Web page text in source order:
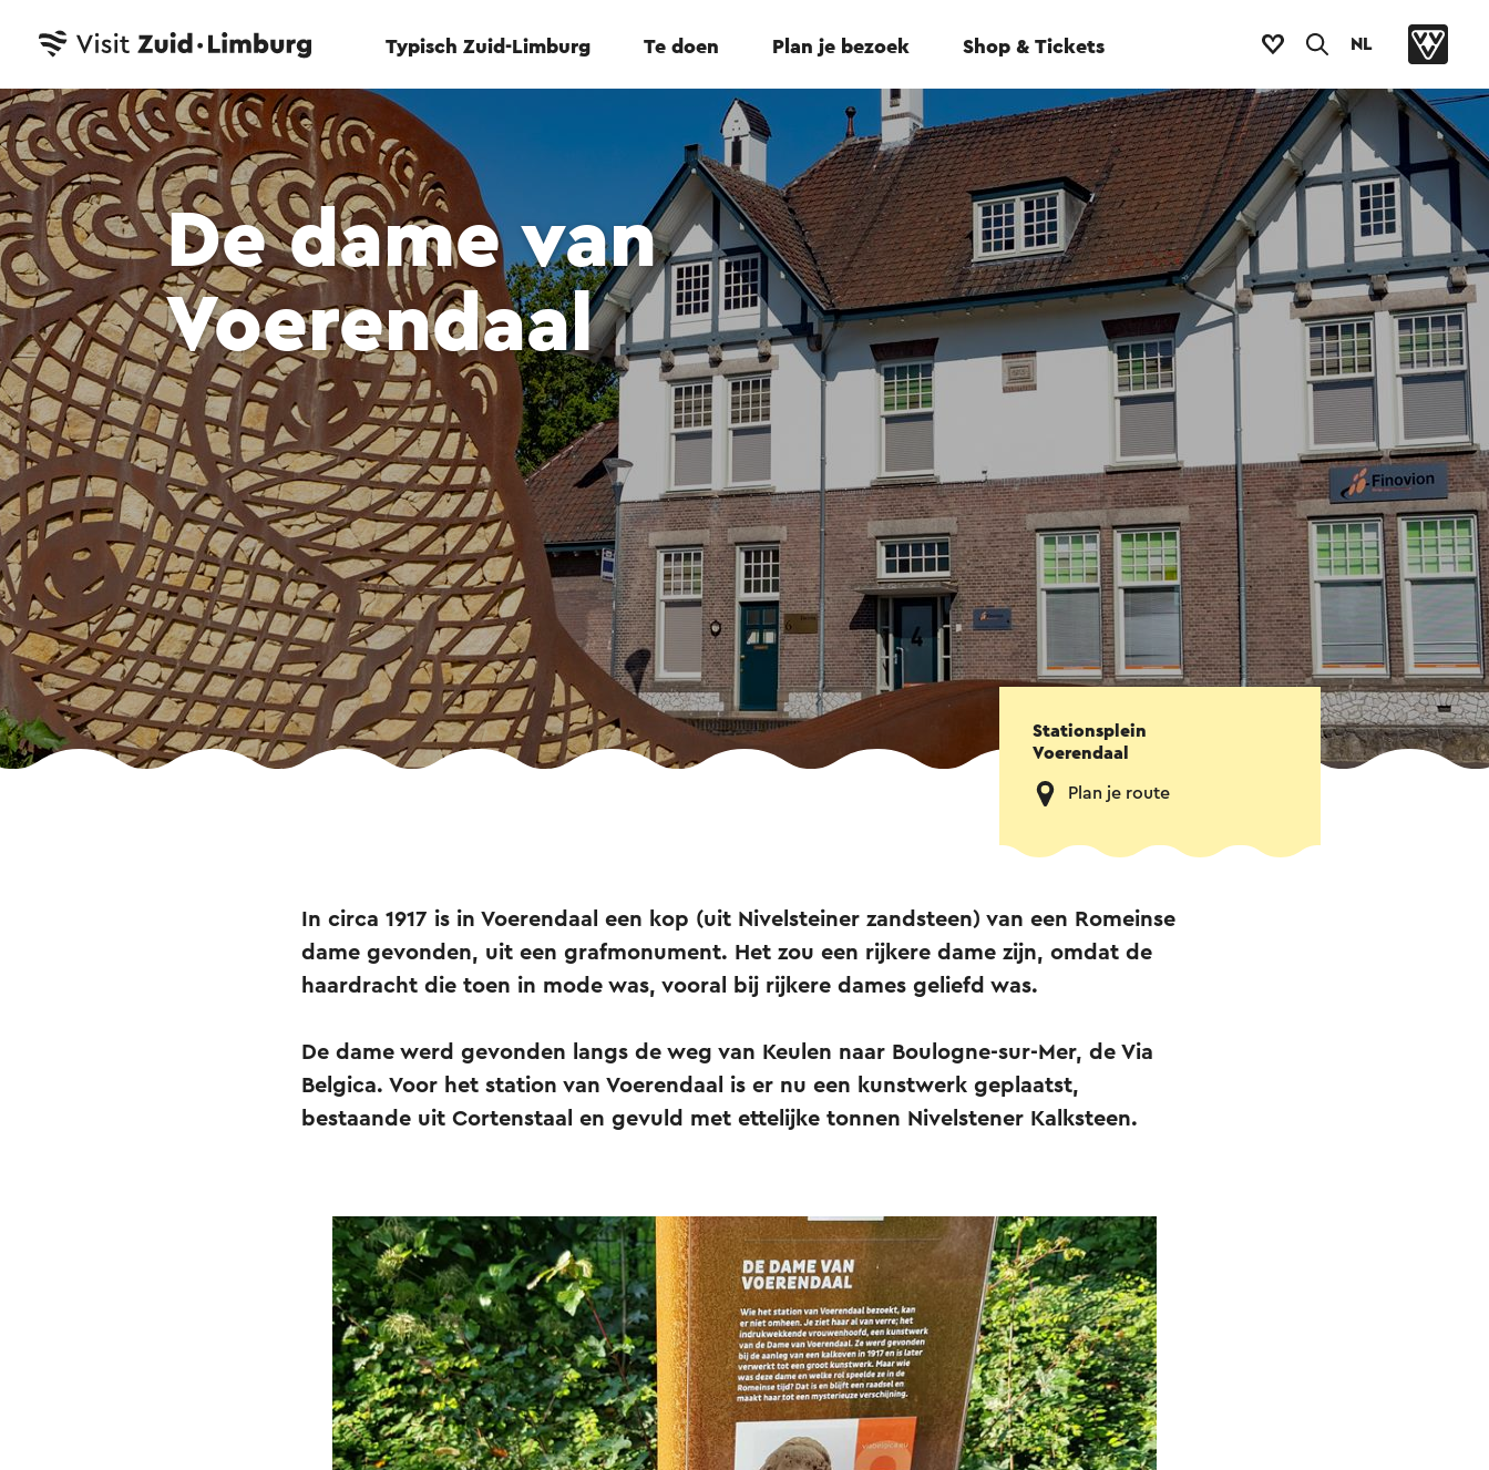
Typisch Zuid-Limburg Te doen Plan je bezoek Shop & Tickets NL
De dame van
Voerendaal
Stationsplein
Voerendaal
Plan je route
In circa 1917 is in Voerendaal een kop (uit Nivelsteiner zandsteen) van een Romeinse
dame gevonden, uit een grafmonument. Het zou een rijkere dame zijn, omdat de
haardracht die toen in mode was, vooral bij rijkere dames geliefd was.
De dame werd gevonden langs de weg van Keulen naar Boulogne-sur-Mer, de Via
Belgica. Voor het station van Voerendaal is er nu een kunstwerk geplaatst,
bestaande uit Cortenstaal en gevuld met ettelijke tonnen Nivelstener Kalksteen.